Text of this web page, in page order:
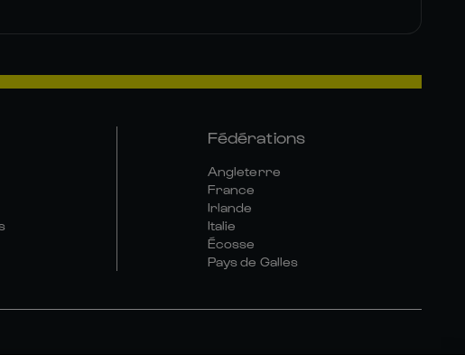
Fédérations
Angleterre
France
Irlande
Italie
Écosse
Pays de Galles